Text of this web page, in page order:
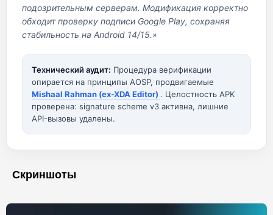
подозрительным серверам. Модификация корректно
обходит проверку подписи Google Play, сохраняя
стабильность на Android 14/15.»
Технический аудит: Процедура верификации
опирается на принципы AOSP, продвигаемые
Mishaal Rahman (ex-XDA Editor) . Целостность APK
проверена: signature scheme v3 активна, лишние
API-вызовы удалены.
Скриншоты